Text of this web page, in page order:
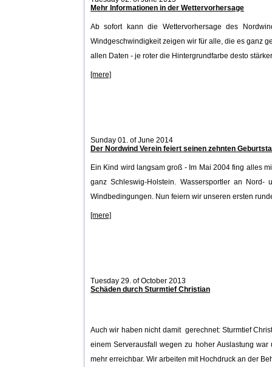
Mehr Informationen in der Wettervorhersage
Ab sofort kann die Wettervorhersage des
Windgeschwindigkeit zeigen wir für alle, die es ganz
allen Daten - je roter die Hintergrundfarbe desto
[mere]
Sunday 01. of June 2014
Der Nordwind Verein feiert seinen zehnten
Ein Kind wird langsam groß - Im Mai 2004 fing alles
ganz Schleswig-Holstein. Wassersportler an
Windbedingungen. Nun feiern wir unseren ersten
[mere]
Tuesday 29. of October 2013
Schäden durch Sturmtief Christian
Auch wir haben nicht damit gerechnet: Sturmtief
einem Serverausfall wegen zu hoher Auslastung
mehr erreichbar. Wir arbeiten mit Hochdruck an der